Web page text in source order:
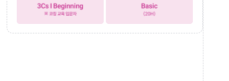
기초교육
3Cs